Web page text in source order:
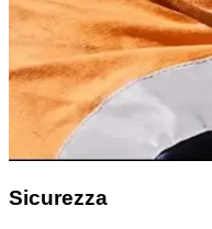
Sicurezza